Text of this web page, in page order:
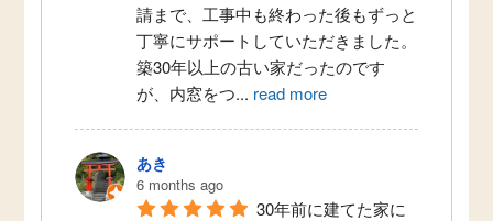
請まで、工事中も終わった後もずっと
丁寧にサポートしていただきました。
築30年以上の古い家だったのです
が、内窓をつ... read more
あき
6 months ago
30年前に建てた家に